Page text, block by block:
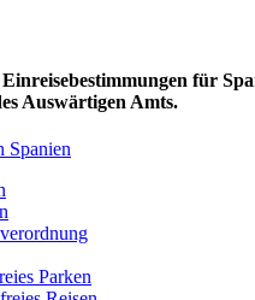
für
Auswärtigen Amts.
Spanien
Parken